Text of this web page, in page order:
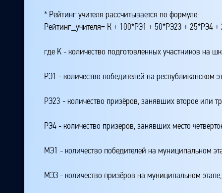
* Рейтинг учителя рассчитывается по формуле:
Рейтинг_учителя= К + 100*РЭ1 + 50*РЭ23 +
где K - количество подготовленных участников на
РЭ1 - количество победителей на республиканском
РЭ23 - количество призёров, занявших второе или
РЭ4 - количество призёров, занявших место
МЭ1 - количество победителей на муниципальном
МЭЗ - количество призёров на муниципальном